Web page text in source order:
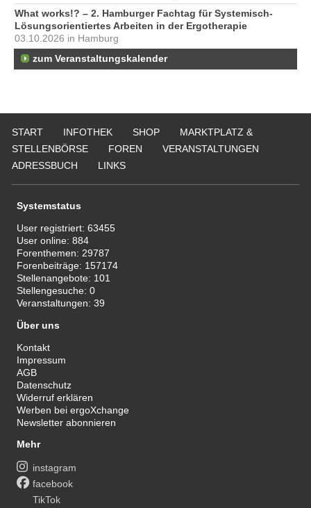
What works!? – 2. Hamburger Fachtag für Systemisch-
Lösungsorientiertes Arbeiten in der Ergotherapie
03.10.2026 in Hamburg
zum Veranstaltungskalender
START INFOTHEK SHOP
MARKTPLATZ &
STELLENBÖRSE
FOREN
VERANSTALTUNGEN
ADRESSBUCH
LINKS
Systemstatus
User registriert:63455
User online:884
Forenthemen: 29787
Forenbeiträge: 157174
Stellenangebote: 101
Stellengesuche:0
Veranstaltungen:39
Über uns
Kontakt
Impressum
AGB
Datenschutz
Widerruf erklären
Werben bei ergoXchange
Newsletter abonnieren
Mehr
instagram
facebook
TikTok